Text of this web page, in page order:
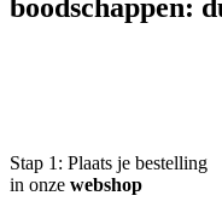
boodschappen:
Stap 1: Plaats je bestelling
in onze webshop